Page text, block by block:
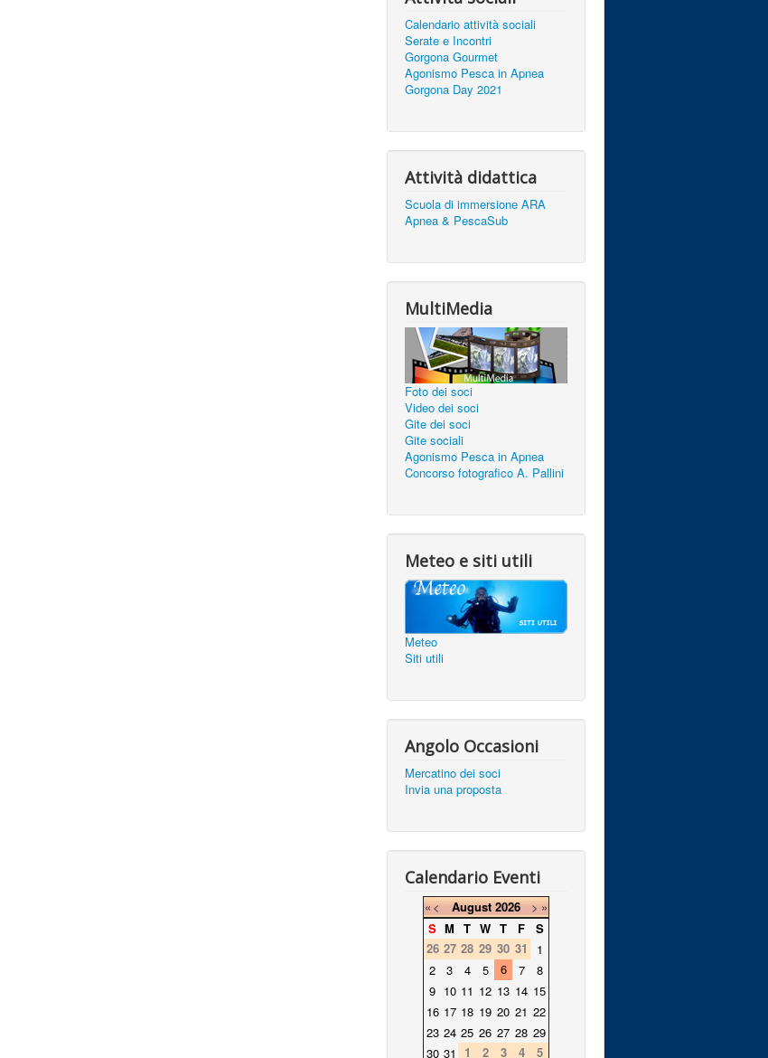
Calendario attività sociali
Serate e Incontri
Gorgona Gourmet
Agonismo Pesca in Apnea
Gorgona Day 2021
Attività didattica
Scuola di immersione ARA
Apnea & PescaSub
MultiMedia
Foto dei soci
Video dei soci
Gite dei soci
Gite sociali
Agonismo Pesca in Apnea
Concorso fotografico A. Pallini
Meteo e siti utili
Meteo
Siti utili
Angolo Occasioni
Mercatino dei soci
Invia una proposta
Calendario Eventi
«< August 2026 >»
S M T W T F
S
26 27 28 29 30 31
1
2
3 4 5 6 7
8
9 10 11 12 13 14 15
16 17 18 19 20 21 22
23 24 25 26 27 28 29
30 31 1 2 3 4 5